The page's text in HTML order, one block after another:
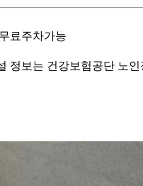
료주차가능
정보는 건강보험공단 노